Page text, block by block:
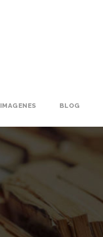
IMAGENES BLOG